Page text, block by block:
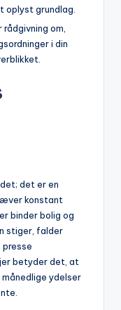
grundlag.
om,
i din
det er en
konstant
binder bolig og
stiger, falder
presse
betyder det, at
ydelser